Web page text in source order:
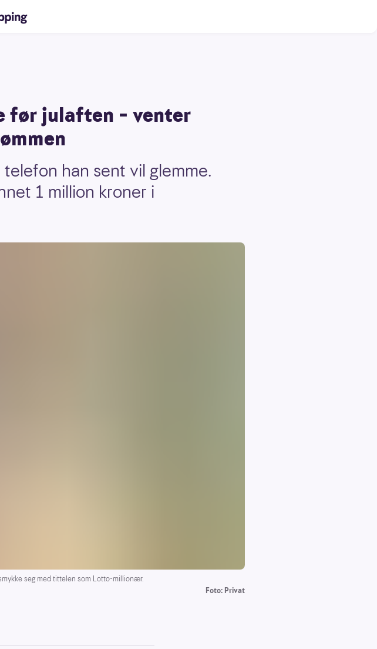
før julaften – venter
han sent vil glemme.
1 million kroner i
seg med tittelen som Lotto-millionær.
Foto: Privat